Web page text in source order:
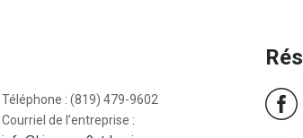
Téléphone : (819) 479-9602
Courriel de l’entreprise :